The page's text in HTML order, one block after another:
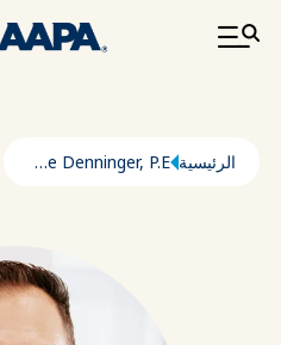
تجاوز إلى المحتوى الرئيسي
مسار التنقل
الرئيسية Mike Denninger, P.E.